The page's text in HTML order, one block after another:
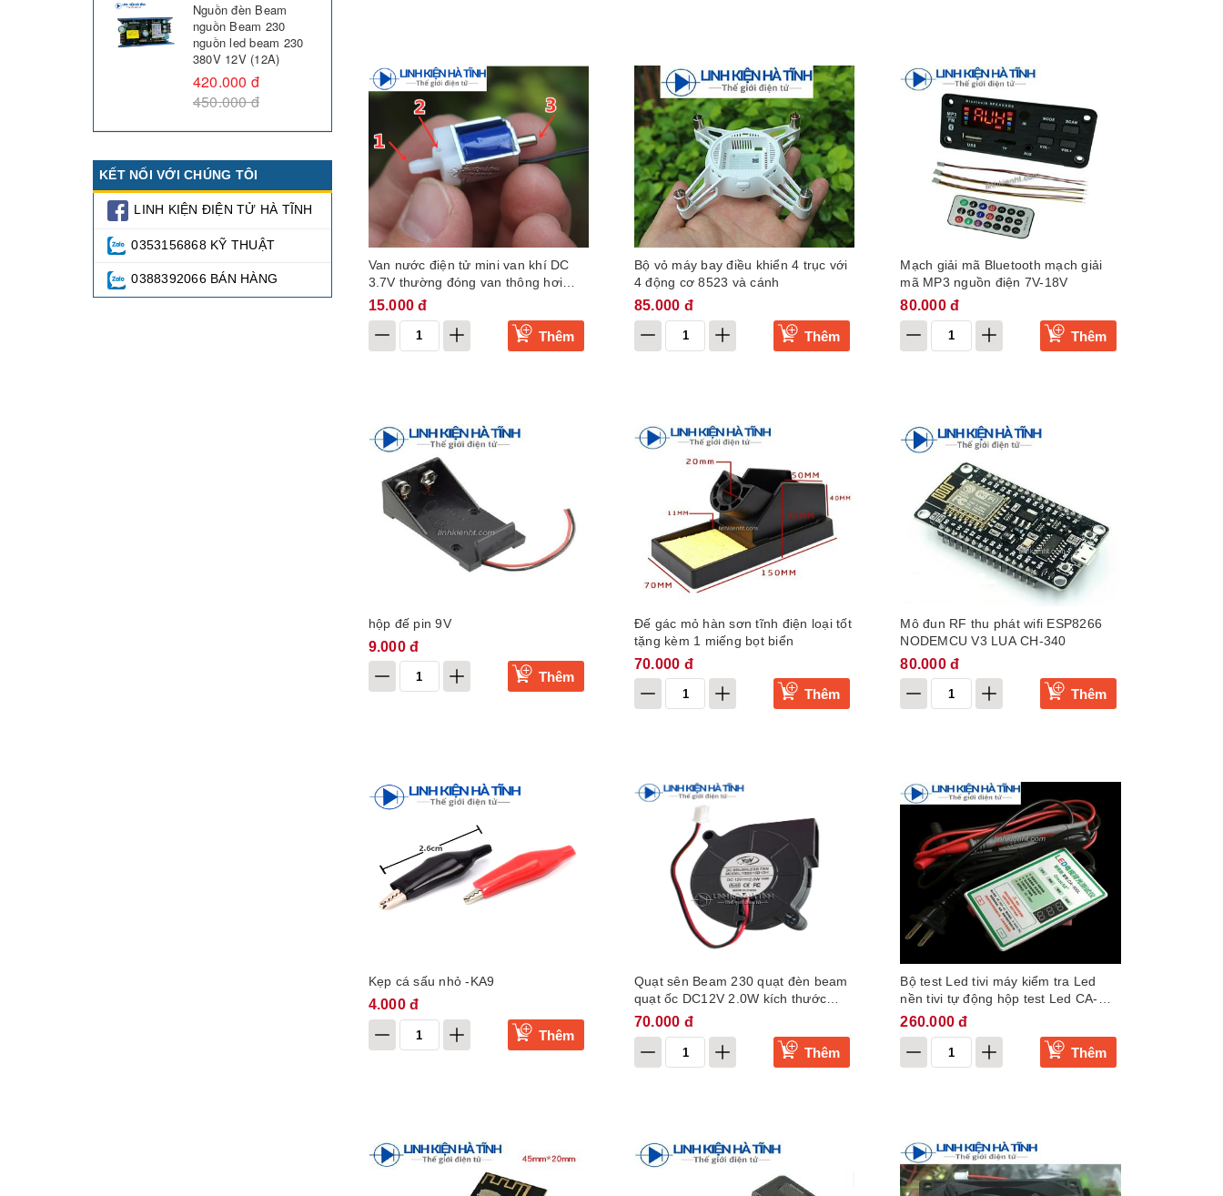
Nguồn đèn Beam
nguồn Beam 230
nguồn led beam 230
380V 12V (12A)
420.000 đ
450.000 đ
KẾT NỐI VỚI CHÚNG TÔI
LINH KIỆN ĐIỆN TỬ HÀ TĨNH
0353156868 KỸ THUẬT
0388392066 BÁN HÀNG
Van nước điện tử mini van khí DC
3.7V thường đóng van thông hơi
điện van tưới nước van điện từ
15.000 đ
Thêm
Bộ vỏ máy bay điều khiển 4 trục với
4 động cơ 8523 và cánh
85.000 đ
Thêm
Mạch giải mã Bluetooth mạch giải
mã MP3 nguồn điện 7V-18V
80.000 đ
Thêm
hộp đế pin 9V
9.000 đ
Thêm
Đế gác mỏ hàn sơn tĩnh điện loại tốt
tặng kèm 1 miếng bọt biển
70.000 đ
Thêm
Mô đun RF thu phát wifi ESP8266
NODEMCU V3 LUA CH-340
80.000 đ
Thêm
Kẹp cá sấu nhỏ -KA9
4.000 đ
Thêm
Quạt sên Beam 230 quạt đèn beam
quạt ốc DC12V 2.0W kích thước
5x1.5cm
70.000 đ
Thêm
Bộ test Led tivi máy kiểm tra Led
nền tivi tự động hộp test Led CA-
300L
260.000 đ
Thêm